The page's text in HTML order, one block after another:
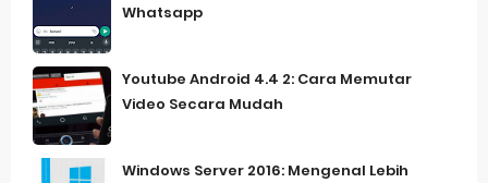
Whatsapp
Youtube Android 4.4 2: Cara Memutar
Video Secara Mudah
Windows Server 2016: Mengenal Lebih